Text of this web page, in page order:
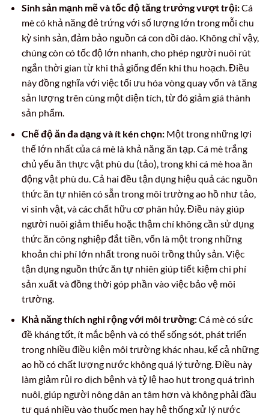
Sinh sản mạnh mẽ và tốc độ tăng trưởng vượt trội:Cá
mè có khả năng đẻ trứng với số lượng lớn trong mỗi chu
kỳ sinh sản, đảm bảo nguồn cá con dồi dào. Không chỉ vậy,
chúng còn có tốc độ lớn nhanh, cho phép người nuôi rút
ngắn thời gian từ khi thả giống đến khi thu hoạch. Điều
này đồng nghĩa với việc tối ưu hóa vòng quay vốn và tăng
sản lượng trên cùng một diện tích, từ đó giảm giá thành
sản phẩm.
Chế độ ăn đa dạng và ít kén chọn:Một trong những lợi
thế lớn nhất của cá mè là khả năng ăn tạp. Cá mè trắng
chủ yếu ăn thực vật phù du (tảo), trong khi cá mè hoa ăn
động vật phù du. Cả hai đều tận dụng hiệu quả các nguồn
thức ăn tự nhiên có sẵn trong môi trường ao hồ như tảo,
vi sinh vật, và các chất hữu cơ phân hủy. Điều này giúp
người nuôi giảm thiểu hoặc thậm chí không cần sử dụng
thức ăn công nghiệp đắt tiền, vốn là một trong những
khoản chi phí lớn nhất trong nuôi trồng thủy sản. Việc
tận dụng nguồn thức ăn tự nhiên giúp tiết kiệm chi phí
sản xuất và đồng thời góp phần vào việc bảo vệ môi
trường.
Khả năng thích nghi rộng với môi trường:Cá mè có sức
đề kháng tốt, ít mắc bệnh và có thể sống sót, phát triển
trong nhiều điều kiện môi trường khác nhau, kể cả những
ao hồ có chất lượng nước không quá lý tưởng. Điều này
làm giảm rủi ro dịch bệnh và tỷ lệ hao hụt trong quá trình
nuôi, giúp người nông dân an tâm hơn và không phải đầu
tư quá nhiều vào thuốc men hay hệ thống xử lý nước